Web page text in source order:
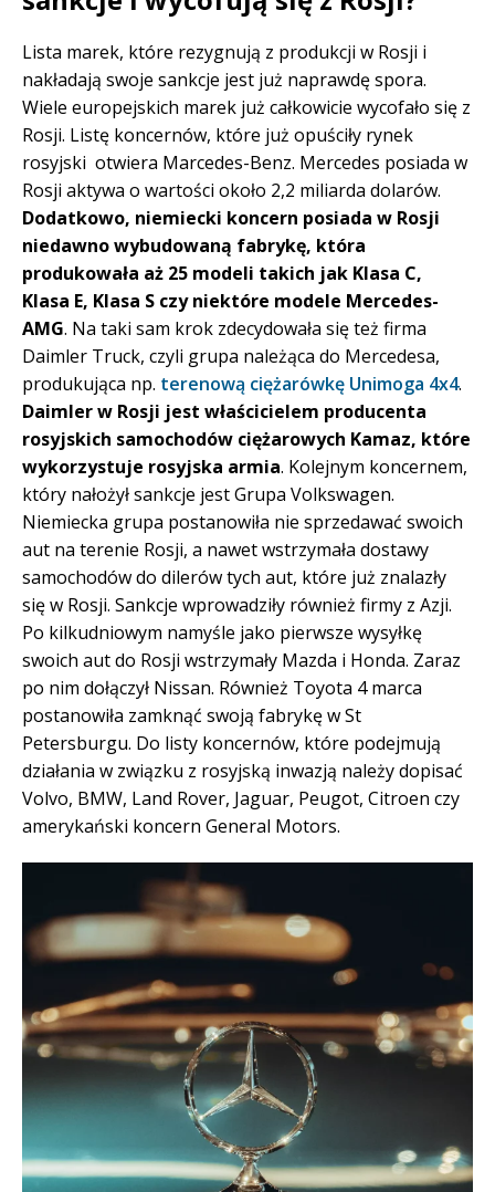
Lista marek, które rezygnują z produkcji w Rosji i
nakładają swoje sankcje jest już naprawdę spora.
Wiele europejskich marek już całkowicie wycofało się z
Rosji. Listę koncernów, które już opuściły rynek
rosyjski otwiera Marcedes­-Benz. Mercedes posiada w
Rosji aktywa o wartości około 2,2 miliarda dolarów.
Dodatkowo, niemiecki koncern posiada w Rosji
niedawno wybudowaną fabrykę, która
produkowała aż 25 modeli takich jak Klasa C,
Klasa E, Klasa S czy niektóre modele Mercedes-
AMG. Na taki sam krok zdecydowała się też firma
Daimler Truck, czyli grupa należąca do Mercedesa,
produkująca np. terenową ciężarówkę Unimoga 4x4.
Daimler w Rosji jest właścicielem producenta
rosyjskich samochodów ciężarowych Kamaz, które
wykorzystuje rosyjska armia. Kolejnym koncernem,
który nałożył sankcje jest Grupa Volkswagen.
Niemiecka grupa postanowiła nie sprzedawać swoich
aut na terenie Rosji, a nawet wstrzymała dostawy
samochodów do dilerów tych aut, które już znalazły
się w Rosji. Sankcje wprowadziły również firmy z Azji.
Po kilkudniowym namyśle jako pierwsze wysyłkę
swoich aut do Rosji wstrzymały Mazda i Honda. Zaraz
po nim dołączył Nissan. Również Toyota 4 marca
postanowiła zamknąć swoją fabrykę w St
Petersburgu. Do listy koncernów, które podejmują
działania w związku z rosyjską inwazją należy dopisać
Volvo, BMW, Land Rover, Jaguar, Peugot, Citroen czy
amerykański koncern General Motors.